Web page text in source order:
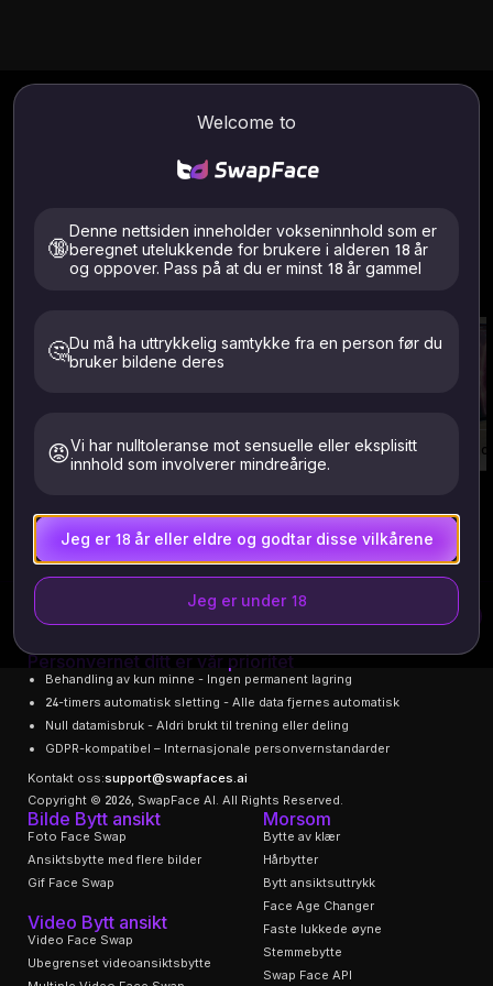
Welcome to
🔞
Denne nettsiden inneholder vokseninnhold som er
beregnet utelukkende for brukere i alderen 18 år
og oppover. Pass på at du er minst 18 år gammel
🤔Du må ha uttrykkelig samtykke fra en person før du
bruker bildene deres
😡Vi har nulltoleranse mot sensuelle eller eksplisitt
innhold som involverer mindreårige.
Jeg er 18 år eller eldre og godtar disse vilkårene
Jeg er under 18
Introduser og analyser det nyeste verktøyet for AI-
gratis verktøyene for AI-swapfaces på nett for deg.
Mer om SwapFaces AI-verktøy
Video Face Swap Ansiktsuttrykksveksler
Personvernet ditt er vår prioritet
Behandling av kun minne - Ingen permanent lagring
24-timers automatisk sletting - Alle data fjernes automatisk
Null datamisbruk - Aldri brukt til trening eller deling
GDPR-kompatibel – Internasjonale personvernstandarder
Kontakt oss:support@swapfaces.ai
Copyright © 2026, SwapFace AI. All Rights Reserved.
Bilde Bytt ansikt
Foto Face Swap
Ansiktsbytte med flere bilder
Gif Face Swap
Video Bytt ansikt
Video Face Swap
Ubegrenset videoansiktsbytte
Morsom
Bytte av klær
Hårbytter
Bytt ansiktsuttrykk
Face Age Changer
Faste lukkede øyne
Stemmebytte
Swap Face API